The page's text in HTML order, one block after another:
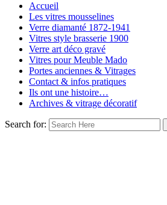
Accueil
Les vitres mousselines
Verre diamanté 1872-1941
Vitres style brasserie 1900
Verre art déco gravé
Vitres pour Meuble Mado
Portes anciennes & Vitrages
Contact & infos pratiques
Ils ont une histoire…
Archives & vitrage décoratif
Search for: